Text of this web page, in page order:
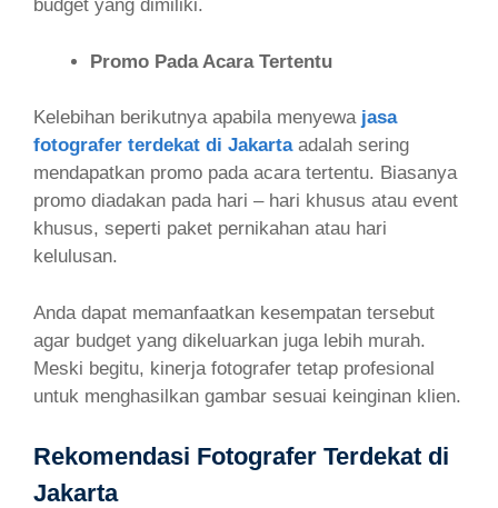
budget yang dimiliki.
Promo Pada Acara Tertentu
Kelebihan berikutnya apabila menyewa jasa
fotografer terdekat di Jakarta adalah sering
mendapatkan promo pada acara tertentu. Biasanya
promo diadakan pada hari – hari khusus atau event
khusus, seperti paket pernikahan atau hari
kelulusan.
Anda dapat memanfaatkan kesempatan tersebut
agar budget yang dikeluarkan juga lebih murah.
Meski begitu, kinerja fotografer tetap profesional
untuk menghasilkan gambar sesuai keinginan klien.
Rekomendasi Fotografer Terdekat di
Jakarta